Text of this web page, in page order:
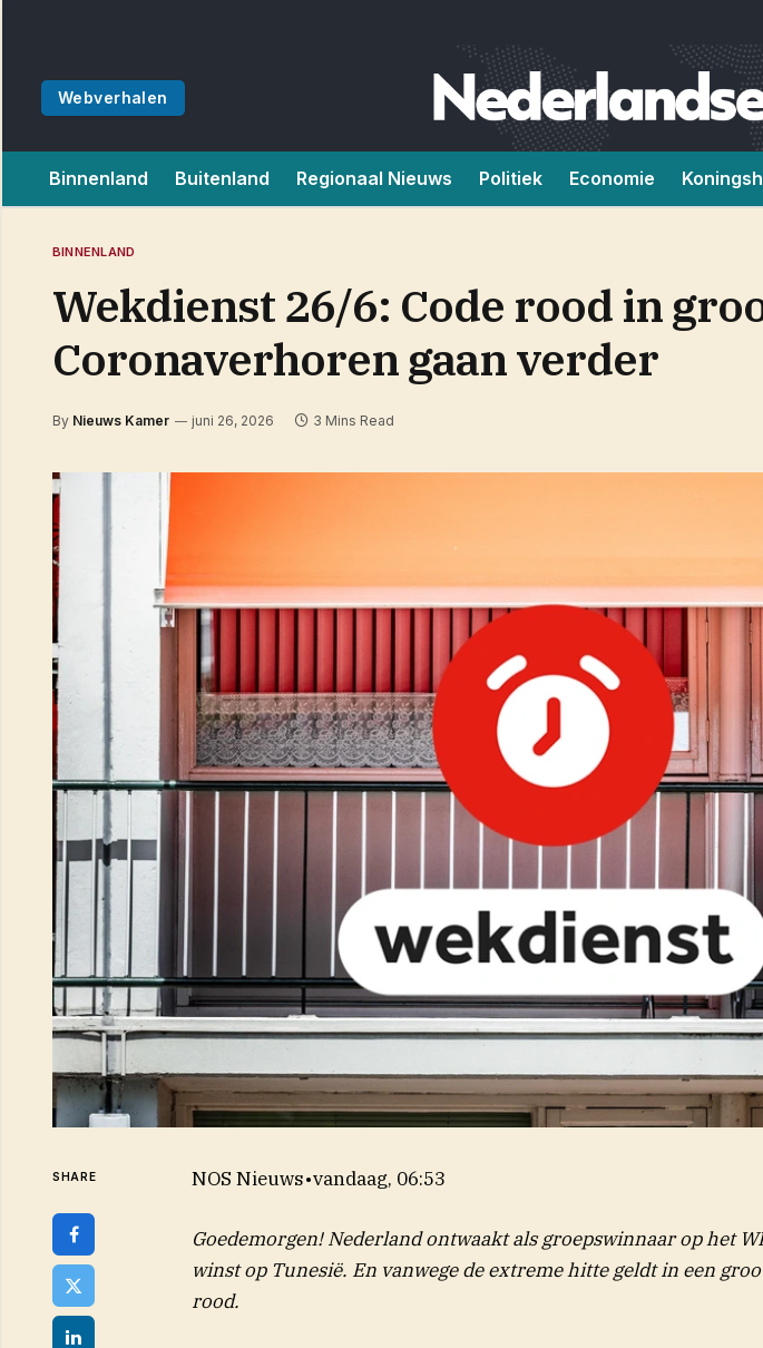
Webverhalen
Binnenland Buitenland Regionaal Nieuws Politiek Economie
BINNENLAND
Wekdienst 26/6: Code rood in
Coronaverhoren gaan verder
By Nieuws Kamer juni 26, 2026 3 Mins Read
SHARE NOS Nieuws•vandaag, 06:53
Goedemorgen! Nederland ontwaakt als groepswinnaar op het
winst op Tunesië. En vanwege de extreme hitte geldt in een
rood.